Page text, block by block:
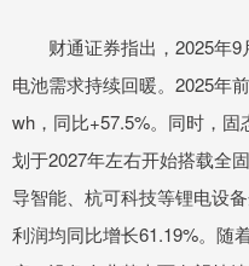
财通证券指出，2025年9
电池需求持续回暖。2025年
wh，同比+57.5%。同时，
划于2027年左右开始搭载全
导智能、杭可科技等锂电设
利润均同比增长61.19%。随